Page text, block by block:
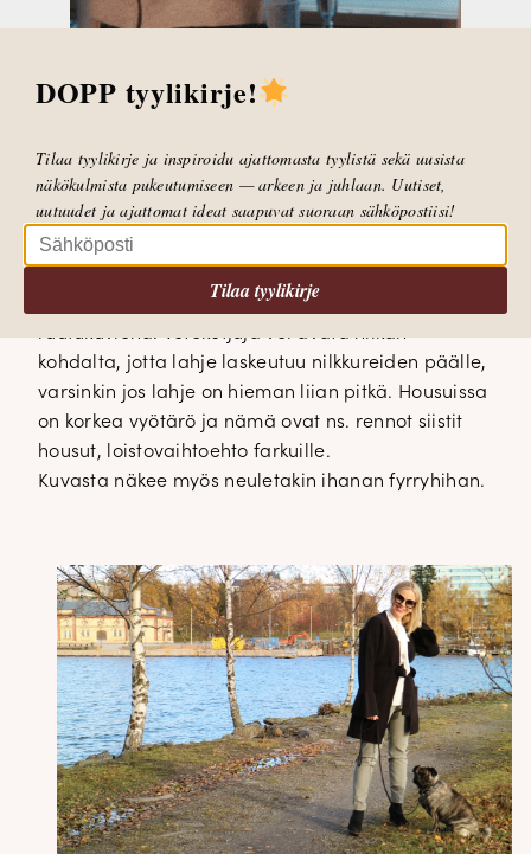
Housujen matsku on 83 % polyesteriä, 13 % viskoosia
ja 4 % elastaania
Gabilla oli eilen In WearinNican
tyyppisetruutuhousut jalassaan, joista hän pitää.
housut kuin Gabilla, mutta vaaleanharmaana
ruutukuviona. Vetoketjuja voi avata nilkan
kohdalta, jotta lahje laskeutuu nilkkureiden päälle,
varsinkin jos lahje on hieman liian pitkä. Housuissa
on korkea vyötärö ja nämä ovat ns. rennot siistit
housut, loistovaihtoehto farkuille.
Kuvasta näkee myös neuletakin ihanan fyrryhihan.
DOPP tyylikirje!
Tilaa tyylikirje ja inspiroidu ajattomasta tyylistä sekä uusista
näkökulmista pukeutumiseen — arkeen ja juhlaan. Uutiset,
uutuudet ja ajattomat ideat saapuvat suoraan sähköpostiisi!
Tilaa tyylikirje